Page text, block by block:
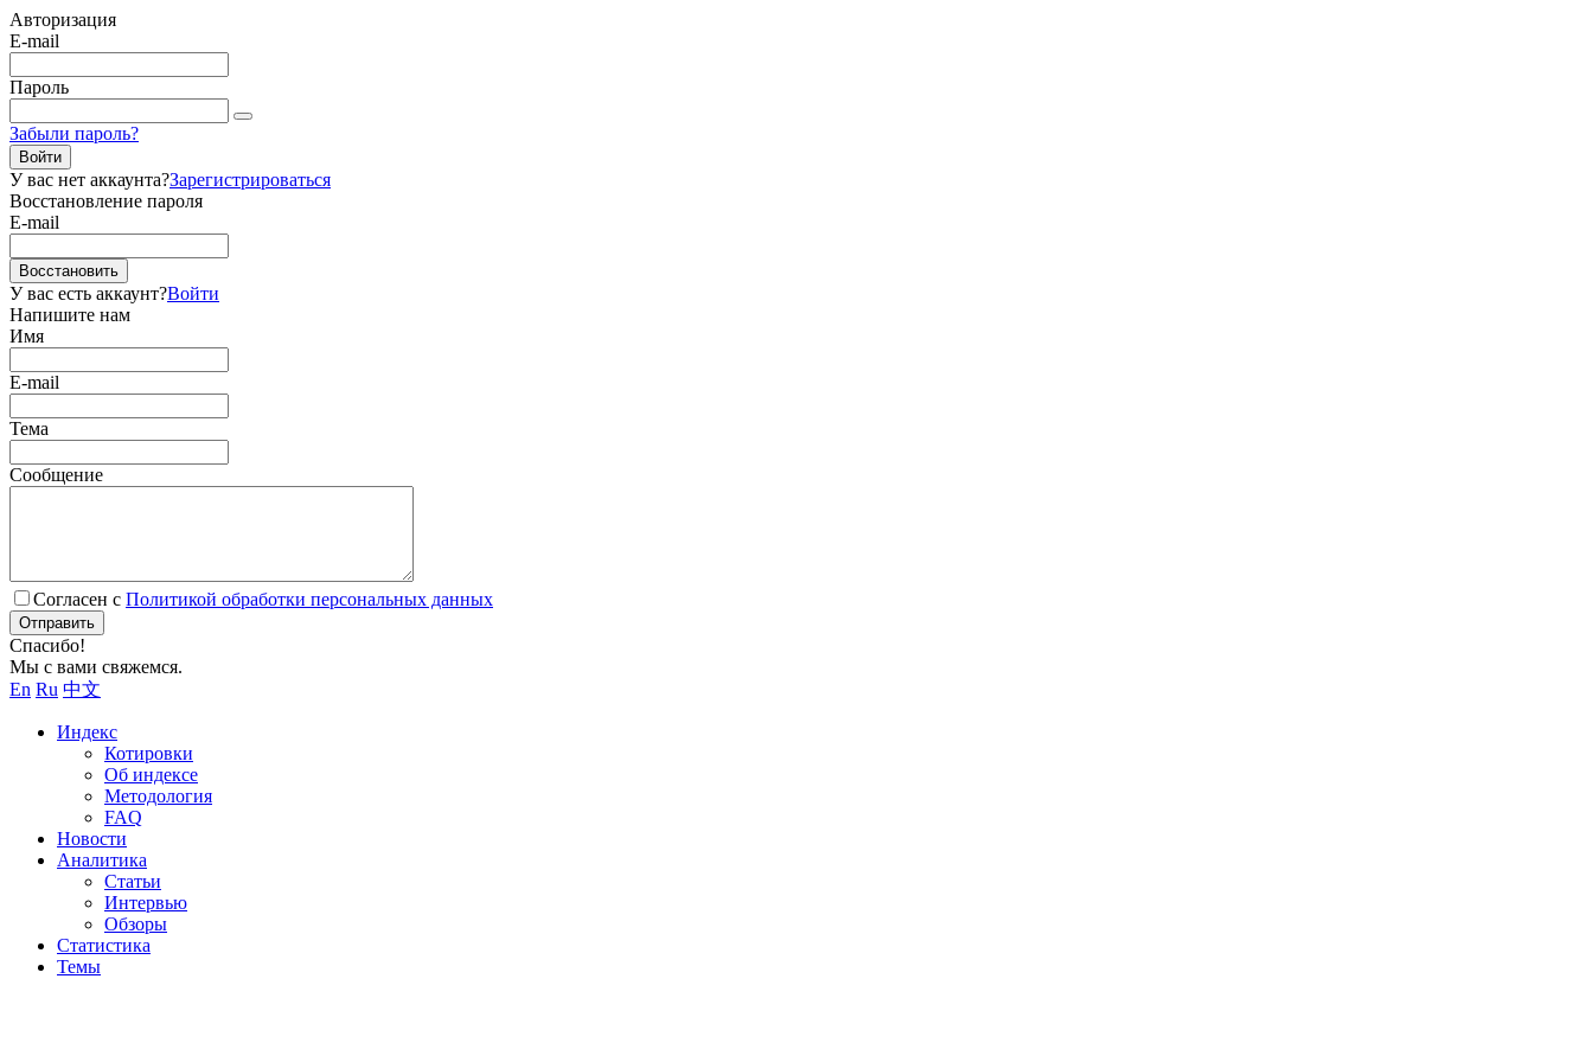
Авторизация
E-mail
Пароль
Забыли пароль?
Войти
У вас нет аккаунта?Зарегистрироваться
Восстановление пароля
E-mail
Восстановить
У вас есть аккаунт?Войти
Напишите нам
Имя
E-mail
Тема
Сообщение
Согласен с Политикой обработки персональных данных
Отправить
Спасибо!
Мы с вами свяжемся.
En Ru 中文
Индекс
Котировки
Об индексе
Методология
FAQ
Новости
Аналитика
Статьи
Интервью
Обзоры
Статистика
Темы